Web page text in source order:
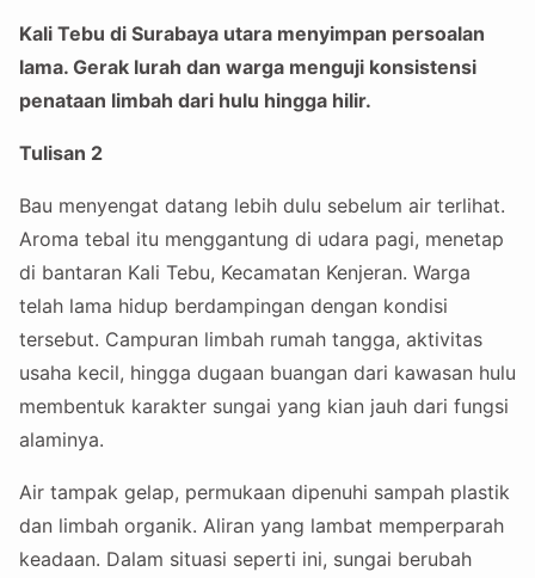
Kali Tebu di Surabaya utara menyimpan persoalan
lama. Gerak lurah dan warga menguji konsistensi
penataan limbah dari hulu hingga hilir.
Tulisan 2
Bau menyengat datang lebih dulu sebelum air terlihat.
Aroma tebal itu menggantung di udara pagi, menetap
di bantaran Kali Tebu, Kecamatan Kenjeran. Warga
telah lama hidup berdampingan dengan kondisi
tersebut. Campuran limbah rumah tangga, aktivitas
usaha kecil, hingga dugaan buangan dari kawasan hulu
membentuk karakter sungai yang kian jauh dari fungsi
alaminya.
Air tampak gelap, permukaan dipenuhi sampah plastik
dan limbah organik. Aliran yang lambat memperparah
keadaan. Dalam situasi seperti ini, sungai berubah